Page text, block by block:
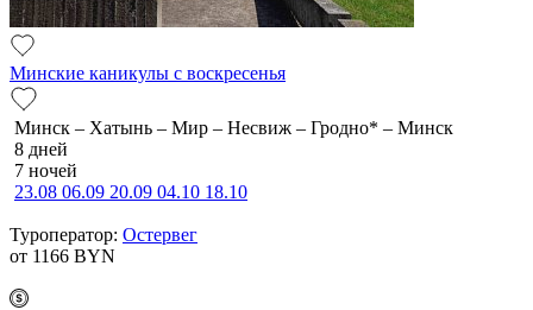
Минские каникулы с воскресенья
Минск – Хатынь – Мир – Несвиж – Гродно* – Минск
8 дней
7 ночей
23.08 06.09 20.09 04.10 18.10
Туроператор: Остервег
от 1166 BYN